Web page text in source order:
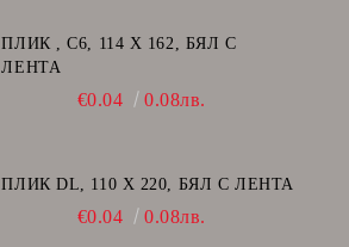
ПЛИК , C6, 114 Х 162, БЯЛ С
ЛЕНТА
€0.04 0.08лв.
ПЛИК DL, 110 Х 220, БЯЛ С ЛЕНТА
€0.04 0.08лв.